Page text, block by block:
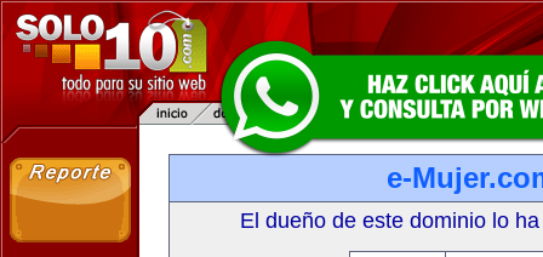
e-
El dueño de este dominio lo